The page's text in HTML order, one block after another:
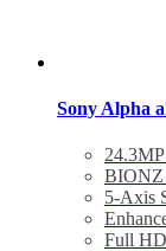
Sony Alpha
BIONZ
5-Axis
Full